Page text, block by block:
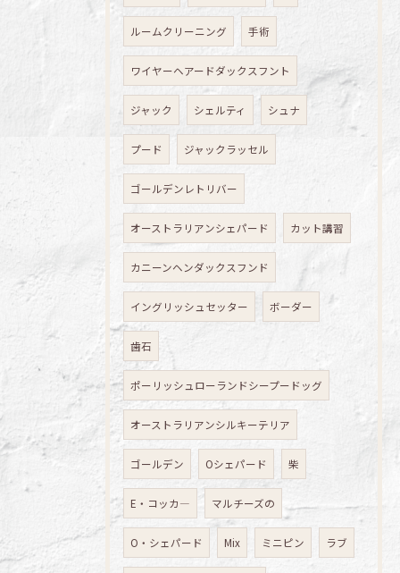
ルームクリーニング 手術
ワイヤーヘアードダックスフント
ジャック シェルティ シュナ
プード ジャックラッセル
ゴールデンレトリバー
オーストラリアンシェパード カット講習
カニーンヘンダックスフンド
イングリッシュセッター ボーダー
歯石
ポーリッシュローランドシープードッグ
オーストラリアンシルキーテリア
ゴールデン Oシェパード 柴
E・コッカ― マルチーズの
O・シェパード Mix ミニピン ラブ